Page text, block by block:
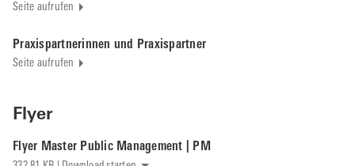
Seite aufrufen
Praxispartnerinnen und Praxispartner
Seite aufrufen
Flyer
Flyer Master Public Management | PM